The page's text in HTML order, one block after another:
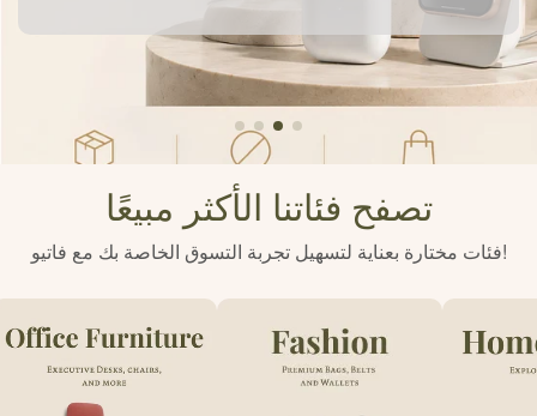
تصفح فئاتنا الأكثر مبيعًا
فئات مختارة بعناية لتسهيل تجربة التسوق الخاصة بك مع فاتيو!